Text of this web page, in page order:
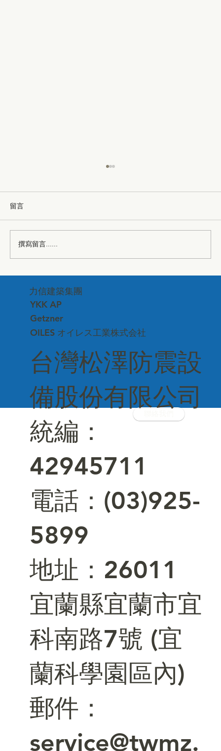
台灣松澤防震設
備股份有限公司
統編：
42945711
電話：(03)925-
5899
​地址：26011
宜蘭縣宜蘭市宜
科南路7號 (宜
蘭科學園區內)
郵件：
service@twmz.
OILES オイレス工業株式会社
Getzner
YKK AP
力信建築集團
結建築美學
留言
撰寫留言......